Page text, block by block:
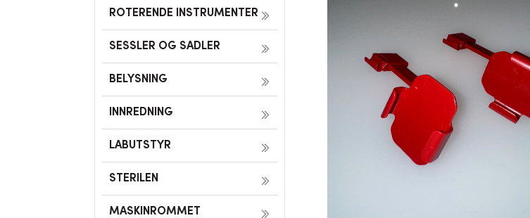
ROTERENDE INSTRUMENTER
SESSLER OG SADLER
BELYSNING
INNREDNING
LABUTSTYR
STERILEN
MASKINROMMET